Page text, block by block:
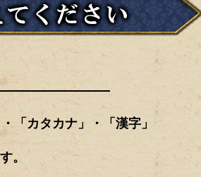
「カタカナ」・「漢字」
。